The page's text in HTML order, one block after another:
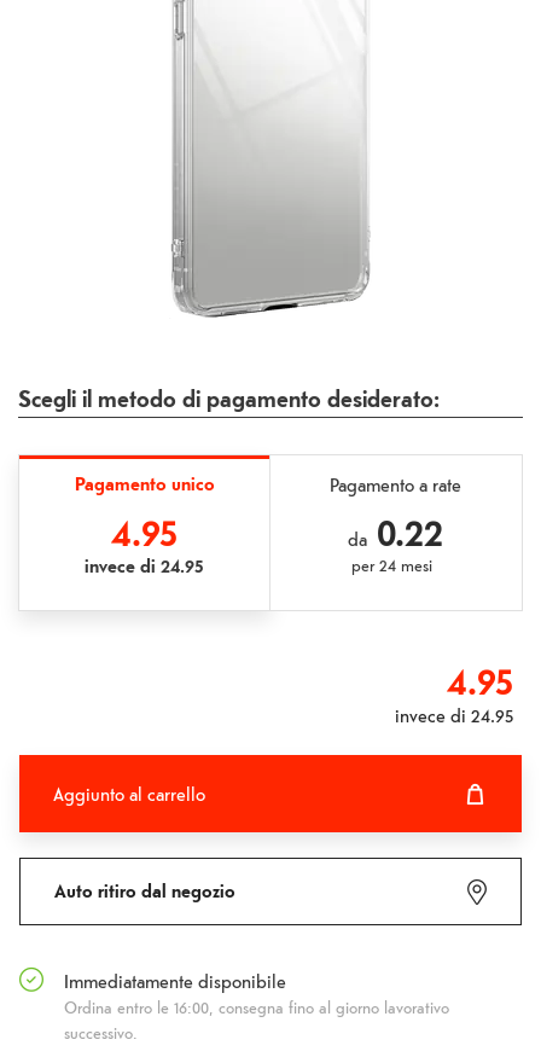
Scegli il metodo di pagamento desiderato:
Pagamento unico
4.95
invece di 24.95
Pagamento a rate
da 0.22
per24 mesi
4.95
invece di 24.95
Aggiunto al carrello
Auto ritiro dal negozio
Immediatamente disponibile
Ordina entro le 16:00, consegna fino al giorno lavorativo
successivo.